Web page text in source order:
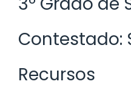
Contestado:
Recursos